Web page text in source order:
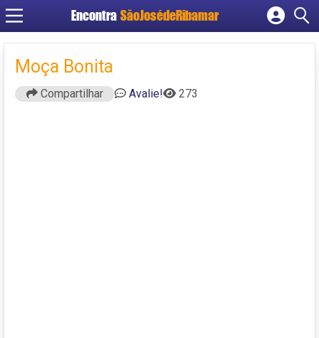
Encontra SãoJosédeRibamar
Cadastrar empresa
Moça Bonita
Compartilhar Avalie! 273